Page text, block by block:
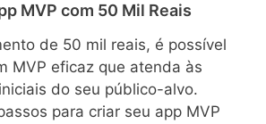
MVP com 50 Mil Reais
de 50 mil reais, é possível
MVP eficaz que atenda às
do seu público-alvo.
para criar seu app MVP